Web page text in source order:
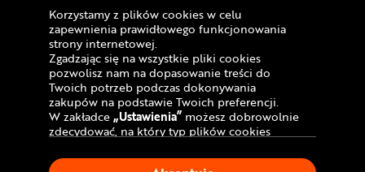
Copyright © 2005 - 2026
Polityka prywatności i zasady korzystania z
serwisu
Informacja o plikach cookies
Mapa witryny
Korzystamy z plików cookies w celu
zapewnienia prawidłowego funkcjonowania
strony internetowej.
Zgadzając się na wszystkie pliki cookies
pozwolisz nam na dopasowanie treści do
Twoich potrzeb podczas dokonywania
zakupów na podstawie Twoich preferencji.
W zakładce„Ustawienia” możesz dobrowolnie
zdecydować, na który typ plików cookies
Klikając„Akceptuję”, wyrażasz zgodę na